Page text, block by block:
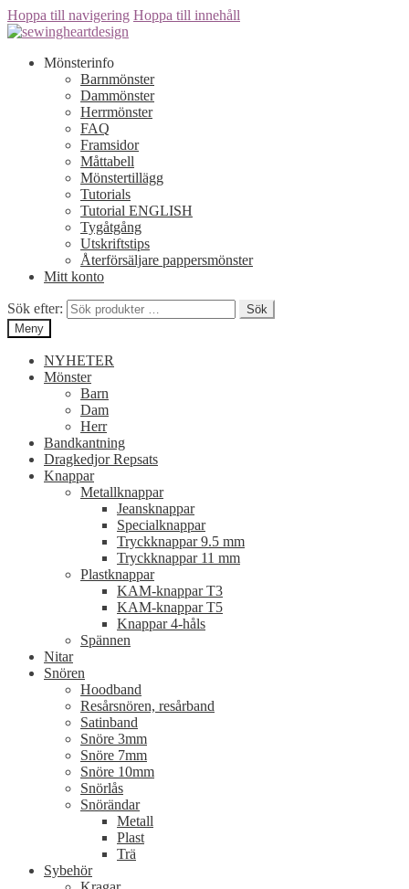
Hoppa till navigering Hoppa till innehåll
Mönsterinfo
Barnmönster
Dammönster
Herrmönster
FAQ
Framsidor
Måttabell
Mönstertillägg
Tutorials
Tutorial ENGLISH
Tygåtgång
Utskriftstips
Återförsäljare pappersmönster
Mitt konto
Sök efter:
Sök
Meny
NYHETER
Mönster
Barn
Dam
Herr
Bandkantning
Dragkedjor Repsats
Knappar
Metallknappar
Jeansknappar
Specialknappar
Tryckknappar 9.5 mm
Tryckknappar 11 mm
Plastknappar
KAM-knappar T3
KAM-knappar T5
Knappar 4-håls
Spännen
Nitar
Snören
Hoodband
Resårsnören, resårband
Satinband
Snöre 3mm
Snöre 7mm
Snöre 10mm
Snörlås
Snörändar
Metall
Plast
Trä
Sybehör